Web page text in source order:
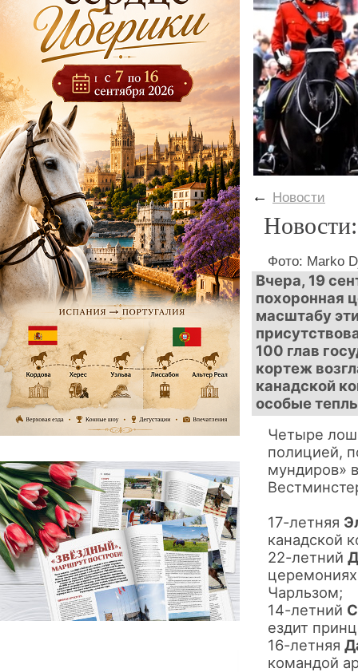
← Новости
Фото: Marko
Вчера, 19
похоронная
масштабу
100 глав
кортеж
канадской
особые
Четыре
полицией,
мундиров»
17-летняя
канадской
22-летний
Чарльзом;
14-летний
ездит
16-летняя
командой